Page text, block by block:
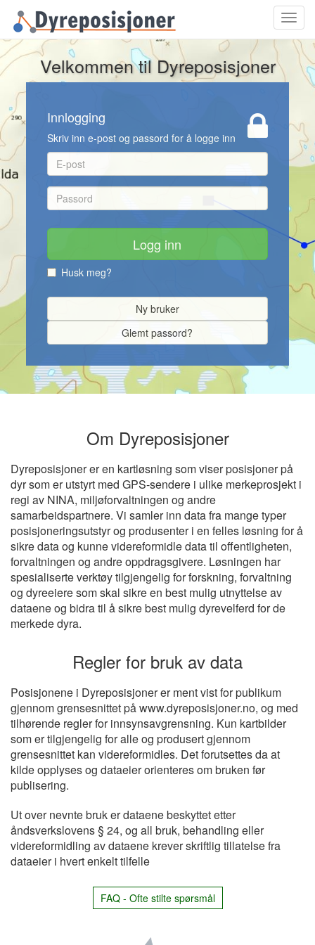
Velkommen til Dyreposisjoner
Innlogging
Skriv inn e-post og passord for å logge inn
Logg inn
Husk meg?
Ny bruker
Glemt passord?
Om Dyreposisjoner
Dyreposisjoner er en kartløsning som viser posisjoner på
dyr som er utstyrt med GPS-sendere i ulike merkeprosjekt i
regi av NINA, miljøforvaltningen og andre
samarbeidspartnere. Vi samler inn data fra mange typer
posisjoneringsutstyr og produsenter i en felles løsning for å
sikre data og kunne videreformidle data til offentligheten,
forvaltningen og andre oppdragsgivere. Løsningen har
spesialiserte verktøy tilgjengelig for forskning, forvaltning
og dyreeiere som skal sikre en best mulig utnyttelse av
dataene og bidra til å sikre best mulig dyrevelferd for de
merkede dyra.
Regler for bruk av data
Posisjonene i Dyreposisjoner er ment vist for publikum
gjennom grensesnittet på www.dyreposisjoner.no, og med
tilhørende regler for innsynsavgrensning. Kun kartbilder
som er tilgjengelig for alle og produsert gjennom
grensesnittet kan videreformidles. Det forutsettes da at
kilde opplyses og dataeier orienteres om bruken før
publisering.
Ut over nevnte bruk er dataene beskyttet etter
åndsverkslovens § 24, og all bruk, behandling eller
videreformidling av dataene krever skriftlig tillatelse fra
dataeier i hvert enkelt tilfelle
FAQ - Ofte stilte spørsmål